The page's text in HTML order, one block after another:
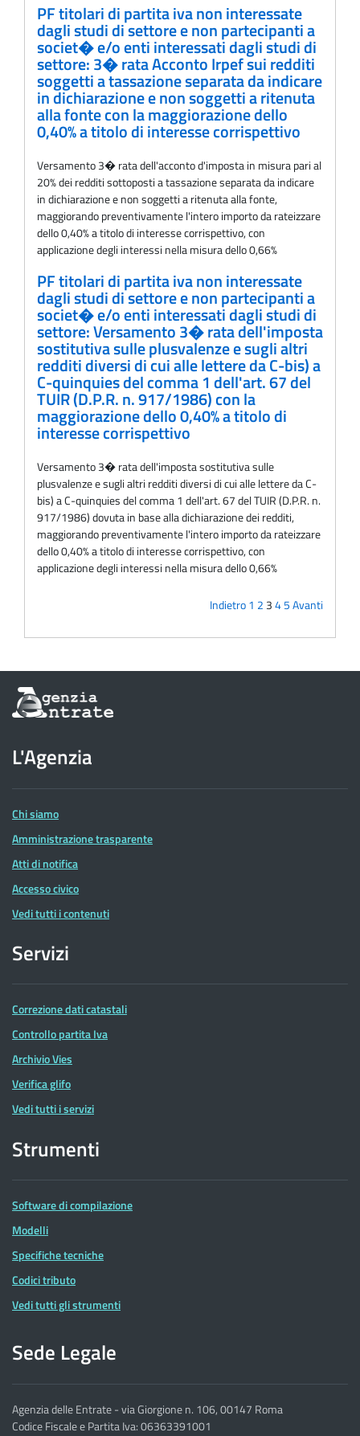
PF titolari di partita iva non interessate
dagli studi di settore e non partecipanti a
societ� e/o enti interessati dagli studi di
settore: 3� rata Acconto Irpef sui redditi
soggetti a tassazione separata da indicare
in dichiarazione e non soggetti a ritenuta
alla fonte con la maggiorazione dello
0,40% a titolo di interesse corrispettivo
Versamento 3� rata dell'acconto d'imposta in misura pari al
20% dei redditi sottoposti a tassazione separata da indicare
in dichiarazione e non soggetti a ritenuta alla fonte,
maggiorando preventivamente l'intero importo da rateizzare
dello 0,40% a titolo di interesse corrispettivo, con
applicazione degli interessi nella misura dello 0,66%
PF titolari di partita iva non interessate
dagli studi di settore e non partecipanti a
societ� e/o enti interessati dagli studi di
settore: Versamento 3� rata dell'imposta
sostitutiva sulle plusvalenze e sugli altri
redditi diversi di cui alle lettere da C-bis) a
C-quinquies del comma 1 dell'art. 67 del
TUIR (D.P.R. n. 917/1986) con la
maggiorazione dello 0,40% a titolo di
interesse corrispettivo
Versamento 3� rata dell'imposta sostitutiva sulle
plusvalenze e sugli altri redditi diversi di cui alle lettere da C-
bis) a C-quinquies del comma 1 dell'art. 67 del TUIR (D.P.R. n.
917/1986) dovuta in base alla dichiarazione dei redditi,
maggiorando preventivamente l'intero importo da rateizzare
dello 0,40% a titolo di interesse corrispettivo, con
applicazione degli interessi nella misura dello 0,66%
Indietro1 2 345Avanti
Informazioni
sul
dell'Agenzia
delle
Entrate
L'Agenzia
Chi siamo
Amministrazione trasparente
Atti di notifica
Accesso civico
Vedi tutti i contenuti
Servizi
Correzione dati catastali
Controllo partita Iva
Archivio Vies
Verifica glifo
Vedi tutti i servizi
Strumenti
Software di compilazione
Modelli
Specifiche tecniche
Codici tributo
Vedi tutti gli strumenti
Sede Legale
Agenzia delle Entrate - via Giorgione n. 106, 00147 Roma
Codice Fiscale e Partita Iva: 06363391001